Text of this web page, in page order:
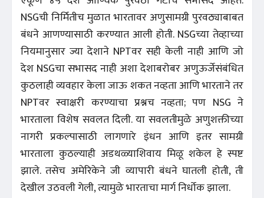
NSGची निर्मितीच मुळात भारतावर अणुसामग्री पुरवठ्याबाबत
बंधने आणण्यासाठी करण्यात आली होती. NSGच्या तेव्हाच्या
नियमानुसार ज्या देशाने NPTवर सही केली नाही आणि जो
देश NSGचा सभासद नाही अशा देशाबरोबर अणुऊर्जेसंबंधित
कुठलाही व्यवहार केला जाऊ शकत नव्हता आणि भारताने तर
NPTवर स्वाक्षरी करण्याचा प्रश्नच नव्हता; पण NSG ने
भारताला विशेष सवलत दिली. या सवलतीमुळे अणुशक्तीच्या
नागरी प्रकल्पासाठी लागणारे इंधन आणि इतर सामग्री
भारताला कुठल्याही अडथळ्याशिवाय मिळू शकेल हे स्पष्ट
झाले. तसेच अमेरिकेने जी व्यापारी बंधने घातली होती, ती
देखील उठवली गेली, त्यामुळे भारताचा मार्ग निर्धोक झाला.